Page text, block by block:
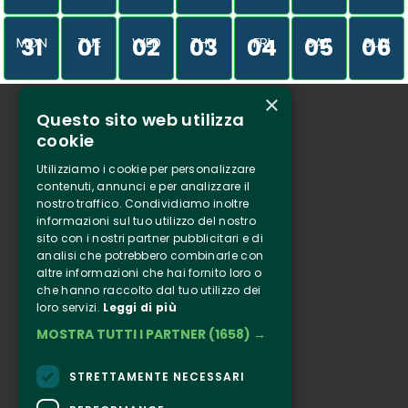
MON
31 TUE
01 WED
02 THU
03 FRI
04 SAT
05 SUN
06
Who we are
Tenuta Selvaggia
Contacts
Online ticketing
Clappit
Information
Follow Us
Facebook
×
Questo sito web utilizza
cookie
Utilizziamo i cookie per personalizzare
contenuti, annunci e per analizzare il
nostro traffico. Condividiamo inoltre
informazioni sul tuo utilizzo del nostro
sito con i nostri partner pubblicitari e di
analisi che potrebbero combinarle con
altre informazioni che hai fornito loro o
che hanno raccolto dal tuo utilizzo dei
loro servizi. Leggi di più
MOSTRA TUTTI I PARTNER (1658) →
STRETTAMENTE NECESSARI